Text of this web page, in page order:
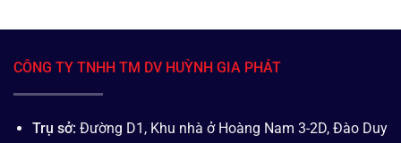
CÔNG TY TNHH TM DV HUỲNH GIA PHÁT
Trụ sở: Đường D1, Khu nhà ở Hoàng Nam 3-2D, Đào Duy